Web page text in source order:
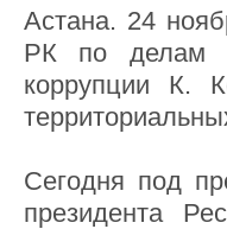
Астана. 24
РК по делам
коррупции К.
Сегодня под
президента